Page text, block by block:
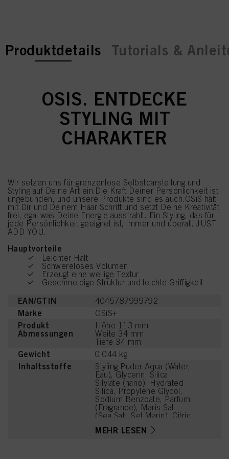
current tab:
Produktdetails Tutorials &
OSIS. ENTDECKE
STYLING MIT
CHARAKTER
Wir setzen uns für grenzenlose Selbstdarstellung und
Styling auf Deine Art ein.Die Kraft Deiner Persönlichkeit ist
ungebunden, und unsere Produkte sind es auch.OSiS hält
mit Dir und Deinem Haar Schritt und setzt Deine Kreativität
frei, egal was Deine Energie ausstrahlt. Ein Styling, das für
jede Persönlichkeit geeignet ist, immer und überall. JUST
ADD YOU.
Hauptvorteile
Leichter Halt
Schwereloses Volumen
Erzeugt eine wellige Textur
Geschmeidige Struktur und leichte Griffigkeit
EAN/GTIN 4045787999792
Marke OSiS+
Produkt
Abmessungen
Höhe 113 mm
Weite 34 mm
Tiefe 34 mm
Gewicht 0.044 kg
Inhaltsstoffe
Styling Puder:Aqua (Water,
Eau), Glycerin, Silica
Silylate (nano), Hydrated
Silica, Propylene Glycol,
Sodium Benzoate, Parfum
(Fragrance), Maris Sal
(Sea Salt, Sel Marin), Citric
Cocos Nucifera (Coconut)
MEHR LESEN